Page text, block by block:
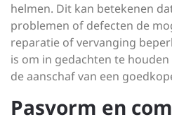
helmen. Dit kan betekenen
problemen of defecten de
reparatie of vervanging
is om in gedachten te
de aanschaf van een
Pasvorm en